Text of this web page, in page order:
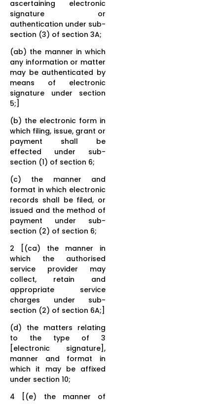
ascertaining electronic
signature or
authentication under sub-
section (3) of section 3A;
(ab) the manner in which
any information or matter
may be authenticated by
means of electronic
signature under section
5;]
(b) the electronic form in
which filing, issue, grant or
payment shall be
effected under sub-
section (1) of section 6;
(c) the manner and
format in which electronic
records shall be filed, or
issued and the method of
payment under sub-
section (2) of section 6;
2 [(ca) the manner in
which the authorised
service provider may
collect, retain and
appropriate service
charges under sub-
section (2) of section 6A;]
(d) the matters relating
to the type of 3
[electronic signature],
manner and format in
which it may be affixed
under section 10;
4 [(e) the manner of